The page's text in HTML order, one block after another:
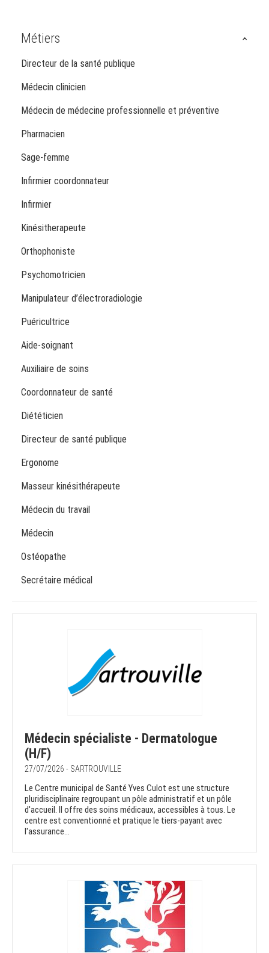
Métiers
Directeur de la santé publique
Médecin clinicien
Médecin de médecine professionnelle et préventive
Pharmacien
Sage-femme
Infirmier coordonnateur
Infirmier
Kinésitherapeute
Orthophoniste
Psychomotricien
Manipulateur d’électroradiologie
Puéricultrice
Aide-soignant
Auxiliaire de soins
Coordonnateur de santé
Diététicien
Directeur de santé publique
Ergonome
Masseur kinésithérapeute
Médecin du travail
Médecin
Ostéopathe
Secrétaire médical
Médecin spécialiste - Dermatologue
(H/F)
27/07/2026 - SARTROUVILLE
Le Centre municipal de Santé Yves Culot est une structure
pluridisciplinaire regroupant un pôle administratif et un pôle
d'accueil. Il offre des soins médicaux, accessibles à tous. Le
centre est conventionné et pratique le tiers-payant avec
l'assurance...